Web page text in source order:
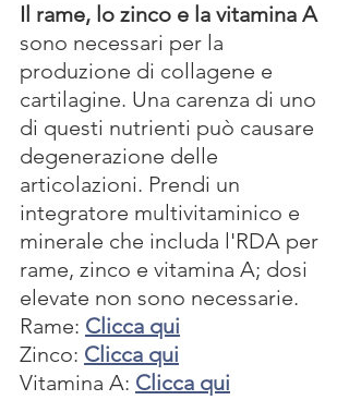
Il rame, lo zinco e la vitamina A
sono necessari per la
produzione di collagene e
cartilagine. Una carenza di uno
di questi nutrienti può causare
degenerazione delle
articolazioni. Prendi un
integratore multivitaminico e
minerale che includa l'RDA per
rame, zinco e vitamina A; dosi
elevate non sono necessarie.
Rame: Clicca qui
Zinco: Clicca qui
Vitamina A: Clicca qui